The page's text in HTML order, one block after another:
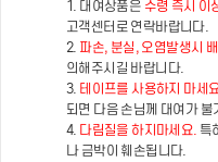
1. 대여상품은 수령 즉시 이
고객센터로 연락바랍니다.
2. 파손, 분실, 오염발생시
의해주시길 바랍니다.
3. 테이프를 사용하지 마세
되면 다음 손님께 대여가 불
4. 다림질을 하지마세요. 특
나 금박이 훼손됩니다.